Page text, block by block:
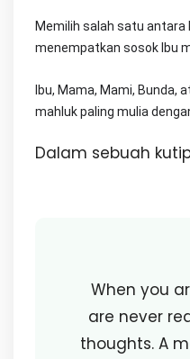
Memilih salah satu
menempatkan sosok Ibu
Ibu, Mama, Mami, Bunda,
mahluk paling mulia
Dalam sebuah
When you
are never
thoughts. A